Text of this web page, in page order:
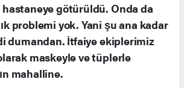
götürüldü. Onda da
problemi yok. Yani şu ana kadar
dumandan. İtfaiye ekiplerimiz
maskeyle ve tüplerle
mahalline.